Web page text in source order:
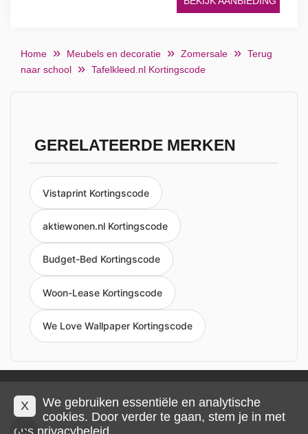
Home Meubels en decoratie Zomersale
Terug
naar school
Tafelkleed.nl Kortingscode
GERELATEERDE MERKEN
Vistaprint Kortingscode
aktiewonen.nl Kortingscode
Budget-Bed Kortingscode
Woon-Lease Kortingscode
We Love Wallpaper Kortingscode
Privacy en cookies Impressum Algemene voorwaarden
X
We gebruiken essentiële en analytische
cookies. Door verder te gaan, stem je in met
ons privacybeleid